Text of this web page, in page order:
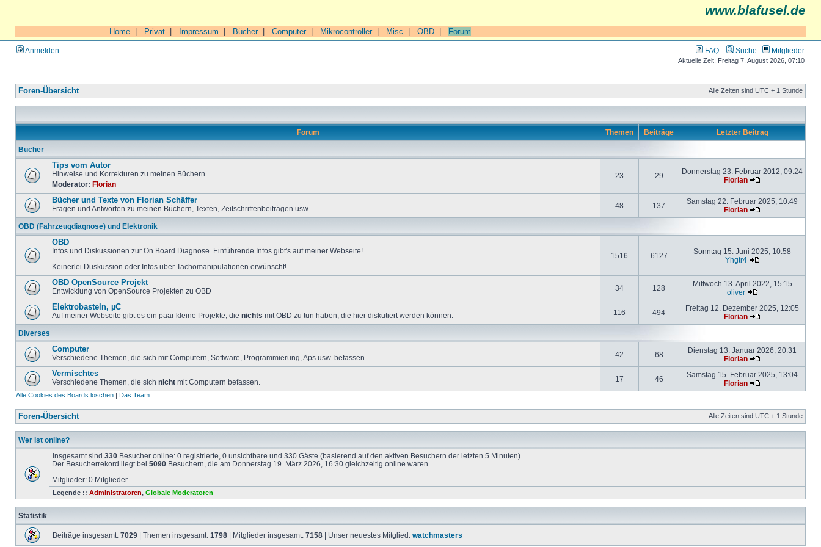
www.blafusel.de
Home Privat Impressum Bücher| Computer| Mikrocontroller| Misc OBD Forum
Anmelden FAQ Suche Mitglieder
Aktuelle Zeit: Freitag 7. August 2026, 07:10
Foren-Übersicht Alle Zeiten sind UTC + 1 Stunde
Forum Themen Beiträge Letzter Beitrag
Bücher
Tips vom Autor
Hinweise und Korrekturen zu meinen Büchern.
Moderator: Florian
23 29
Donnerstag 23. Februar 2012, 09:24
Florian
Bücher und Texte von Florian Schäffer
Fragen und Antworten zu meinen Büchern, Texten, Zeitschriftenbeiträgen usw. 48 137
Samstag 22. Februar 2025, 10:49
Florian
OBD (Fahrzeugdiagnose) und Elektronik
OBD
Infos und Diskussionen zur On Board Diagnose. Einführende Infos gibt's auf meiner Webseite!
Keinerlei Duskussion oder Infos über Tachomanipulationen erwünscht!
1516 6127
Sonntag 15. Juni 2025, 10:58
Yhgtr4
OBD OpenSource Projekt
Entwicklung von OpenSource Projekten zu OBD 34 128
Mittwoch 13. April 2022, 15:15
oliver
Elektrobasteln, µC
Auf meiner Webseite gibt es ein paar kleine Projekte, die nichts mit OBD zu tun haben, die hier diskutiert werden können. 116 494
Freitag 12. Dezember 2025, 12:05
Florian
Diverses
Computer
Verschiedene Themen, die sich mit Computern, Software, Programmierung, Aps usw. befassen. 42 68
Dienstag 13. Januar 2026, 20:31
Florian
Vermischtes
Verschiedene Themen, die sich nicht mit Computern befassen. 17 46
Samstag 15. Februar 2025, 13:04
Florian
Alle Cookies des Boards löschen | Das Team
Foren-Übersicht Alle Zeiten sind UTC + 1 Stunde
Wer ist online?
Insgesamt sind 330 Besucher online: 0 registrierte, 0 unsichtbare und 330 Gäste (basierend auf den aktiven Besuchern der letzten 5 Minuten)
Der Besucherrekord liegt bei 5090 Besuchern, die am Donnerstag 19. März 2026, 16:30 gleichzeitig online waren.
Mitglieder: 0 Mitglieder
Legende :: Administratoren, Globale Moderatoren
Statistik
Beiträge insgesamt: 7029 | Themen insgesamt: 1798 | Mitglieder insgesamt: 7158 | Unser neuestes Mitglied: watchmasters